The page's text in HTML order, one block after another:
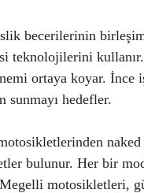
becerilerinin
teknolojilerini
ortaya koyar. İnce
sunmayı hedefler.
bulunur. Her bir
motosikletleri,